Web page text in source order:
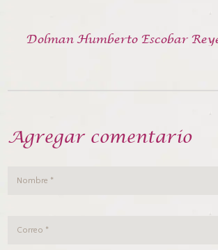
Dolman Humberto Escobar
Agregar comentario